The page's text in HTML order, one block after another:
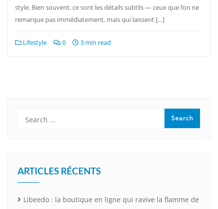
style. Bien souvent, ce sont les détails subtils — ceux que l’on ne
remarque pas immédiatement, mais qui laissent […]
Lifestyle 0 3 min read
ARTICLES RÉCENTS
Libeedo : la boutique en ligne qui ravive la flamme de